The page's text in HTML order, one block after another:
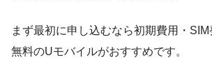
まず最初に申し込むなら初期費用・
無料のUモバイルがおすすめです。